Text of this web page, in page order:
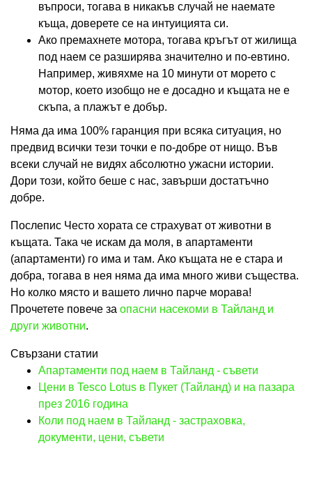
въпроси, тогава в никакъв случай не наемате
къща, доверете се на интуицията си.
Ако премахнете мотора, тогава кръгът от жилища
под наем се разширява значително и по-евтино.
Например, живяхме на 10 минути от морето с
мотор, което изобщо не е досадно и къщата не е
скъпа, а плажът е добър.
Няма да има 100% гаранция при всяка ситуация, но
предвид всички тези точки е по-добре от нищо. Във
всеки случай не видях абсолютно ужасни истории.
Дори този, който беше с нас, завърши достатъчно
добре.
Послепис Често хората се страхуват от животни в
къщата. Така че искам да моля, в апартаменти
(апартаменти) го има и там. Ако къщата не е стара и
добра, тогава в нея няма да има много живи същества.
Но колко място и вашето лично парче морава!
Прочетете повече за опасни насекоми в Тайланд и
други животни.
Свързани статии
Апартаменти под наем в Тайланд - съвети
Цени в Tesco Lotus в Пукет (Тайланд) и на пазара
през 2016 година
Коли под наем в Тайланд - застраховка,
документи, цени, съвети